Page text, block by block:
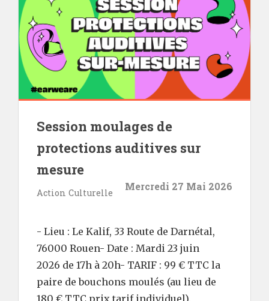
Session moulages de
protections auditives sur
mesure
Action Culturelle
Mercredi 27 Mai 2026
- Lieu : Le Kalif, 33 Route de Darnétal,
76000 Rouen- Date : Mardi 23 juin
2026 de 17h à 20h- TARIF : 99 € TTC la
paire de bouchons moulés (au lieu de